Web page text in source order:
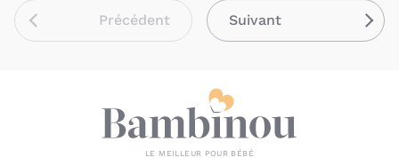
Précédent Suivant